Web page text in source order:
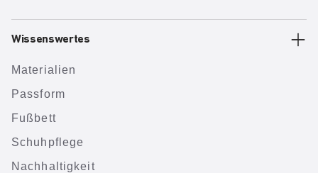
Wissenswertes
Materialien
Passform
Fußbett
Schuhpflege
Nachhaltigkeit